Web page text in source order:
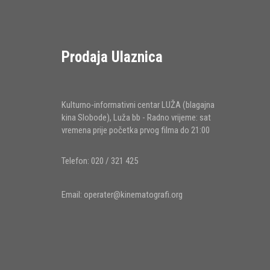
Prodaja Ulaznica
Kulturno-informativni centar LUŽA (blagajna
kina Slobode), Luža bb - Radno vrijeme: sat
vremena prije početka prvog filma do 21:00
Telefon: 020 / 321 425
Email: operater@kinematografi.org